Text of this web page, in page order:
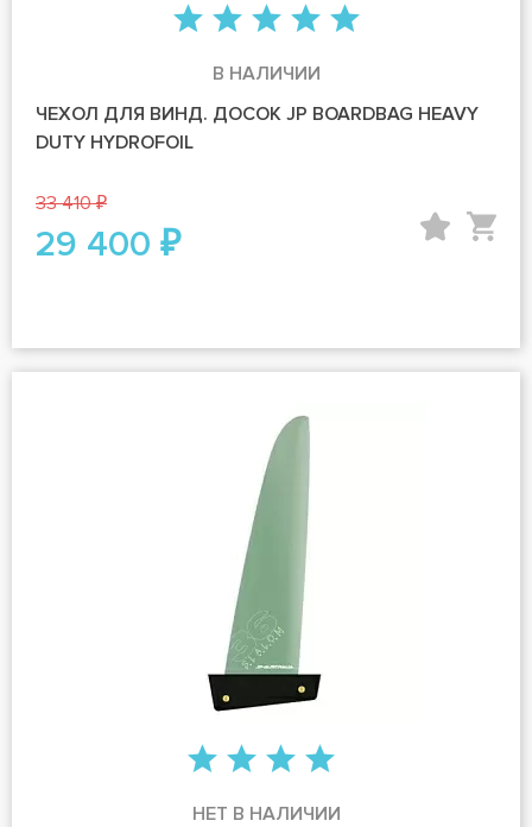
В НАЛИЧИИ
ЧЕХОЛ ДЛЯ ВИНД. ДОСОК JP BOARDBAG HEAVY
DUTY HYDROFOIL
33 410 ₽
29 400 ₽
НЕТ В НАЛИЧИИ